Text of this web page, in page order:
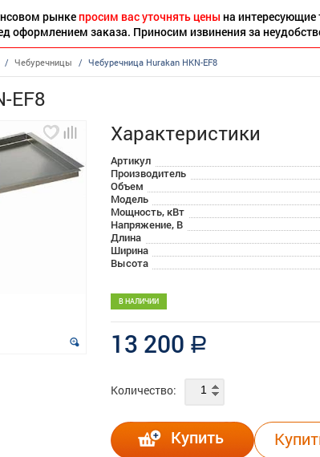
рынкепросим вас уточнять цены на
оформлением заказа. Приносим извинения за
/ Чебуречницы / Чебуречница Hurakan HKN-EF8
EF8
Характеристики
Артикул
Производитель
Объем
Модель
Мощность, кВт
Напряжение, В
Длина
Ширина
Высота
В НАЛИЧИИ
13 200 a
Количество:
Купить